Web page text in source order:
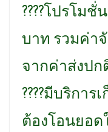
????โปรโม
บาท รวมค่าจั
จากค่าส่งปก
????มีบริการ
ต้องโอนยอด